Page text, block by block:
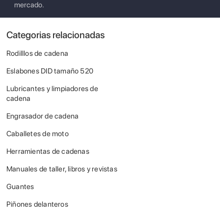
mercado.
Categorias relacionadas
Rodilllos de cadena
Eslabones DID tamaño 520
Lubricantes y limpiadores de
cadena
Engrasador de cadena
Caballetes de moto
Herramientas de cadenas
Manuales de taller, libros y revistas
Guantes
Piñones delanteros